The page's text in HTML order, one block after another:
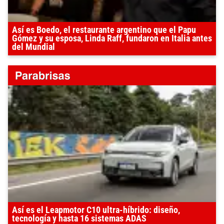
Así es Boedo, el restaurante argentino que el Papu
Gómez y su esposa, Linda Raff, fundaron en Italia antes
del Mundial
Así es el Leapmotor C10 ultra-híbrido: diseño,
tecnología y hasta 16 sistemas ADAS